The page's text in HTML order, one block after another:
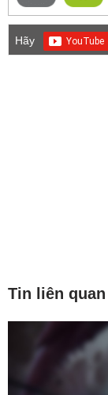
Hãy
Tin liên quan